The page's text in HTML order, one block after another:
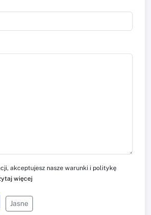
akceptujesz nasze warunki i politykę
więcej
Jasne